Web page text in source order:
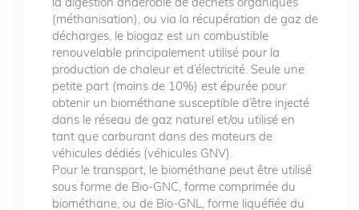
(méthanisation), ou via la récupération de gaz de
décharges, le biogaz est un combustible
renouvelable principalement utilisé pour la
production de chaleur et d’électricité. Seule une
petite part (moins de 10%) est épurée pour
obtenir un biométhane susceptible d’être injecté
dans le réseau de gaz naturel et/ou utilisé en
tant que carburant dans des moteurs de
véhicules dédiés (véhicules GNV).
Pour le transport, le biométhane peut être utilisé
sous forme de Bio-GNC, forme comprimée du
biométhane, ou de Bio-GNL, forme liquéfiée du